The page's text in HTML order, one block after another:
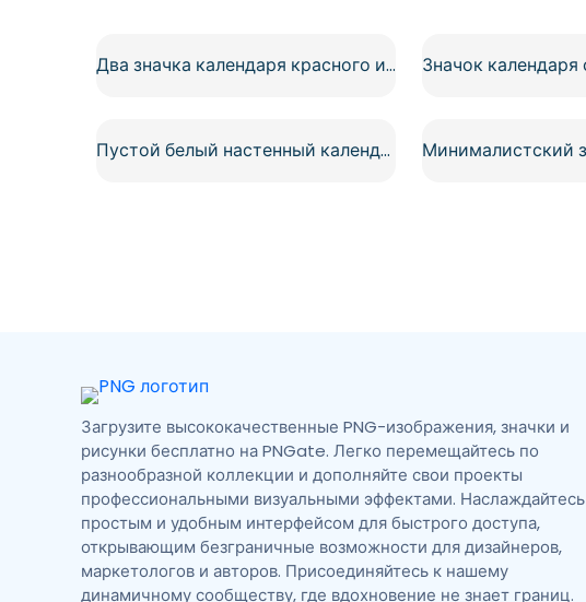
Два значка календаря красного и зеленого цветов, бесплатные PNG
Пустой белый настенный календарь с сеткой и вешалкой, бесплатный PNG
Загрузите высококачественные PNG-изображения, значки и
рисунки бесплатно на PNGate. Легко перемещайтесь по
разнообразной коллекции и дополняйте свои проекты
профессиональными визуальными эффектами. Наслаждайтесь
простым и удобным интерфейсом для быстрого доступа,
открывающим безграничные возможности для дизайнеров,
маркетологов и авторов. Присоединяйтесь к нашему
динамичному сообществу, где вдохновение не знает границ.